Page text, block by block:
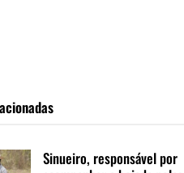
Sinueiro, responsável por